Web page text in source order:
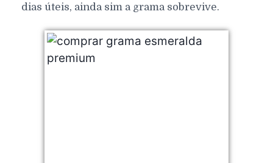
dias úteis, ainda sim a grama sobrevive.